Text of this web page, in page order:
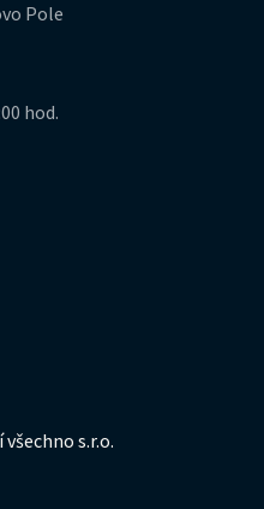
Pole
hod.
s.r.o.